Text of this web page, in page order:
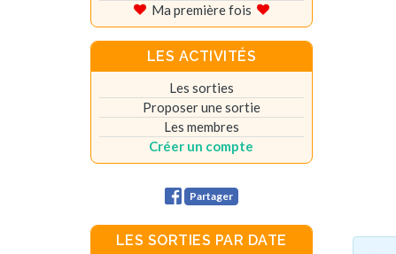
Ma première fois
LES ACTIVITÉS
Les sorties
Proposer une sortie
Les membres
Créer un compte
Partager
LES SORTIES PAR DATE